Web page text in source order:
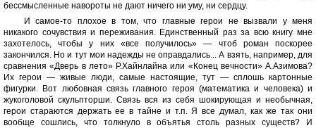
бессмысленные навороты не дают ничего ни уму, ни сердцу.
И самое-то плохое в том, что главные герои не вызвали у меня
никакого сочувствия и переживания. Единственный раз за всю книгу мне
захотелось, чтобы у них «все получилось» — чтоб роман поскорее
закончился. Но и тут мои надежды не оправдались... А взять, например, для
сравнения «Дверь в лето» Р.Хайнлайна или «Конец вечности» А.Азимова?
Их герои — живые люди, самые настоящие, тут — сплошь картонные
фигурки. Вот любовная связь главного героя (математика и человека) и
жукоголовой скульпторши. Связь вся из себя шокирующая и необычная,
герои стараются держать ее в тайне и т.п. Я все думал, как же так они
вообще сошлись, что толкнуло в объятья столь разных существ? И